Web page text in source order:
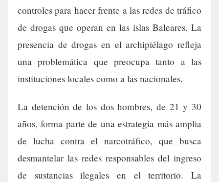
controles para hacer frente a las redes de tráfico
de drogas que operan en las islas Baleares. La
presencia de drogas en el archipiélago refleja
una problemática que preocupa tanto a las
instituciones locales como a las nacionales.
La detención de los dos hombres, de 21 y 30
años, forma parte de una estrategia más amplia
de lucha contra el narcotráfico, que busca
desmantelar las redes responsables del ingreso
de sustancias ilegales en el territorio. La